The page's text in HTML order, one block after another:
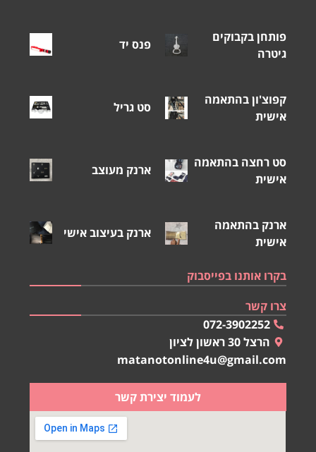
פותחן בקבוקים
גיטרה
פנס יד
קפוצ'ון בהתאמה
אישית
סט גריל
סט רחצה בהתאמה
אישית
ארנק מעוצב
ארנק בהתאמה
אישית
ארנק בעיצוב אישי
בקרו אותנו בפייסבוק
צרו קשר
072-3902252
הרצל 30 ראשון לציון
matanotonline4u@gmail.com
לעמוד יצירת קשר